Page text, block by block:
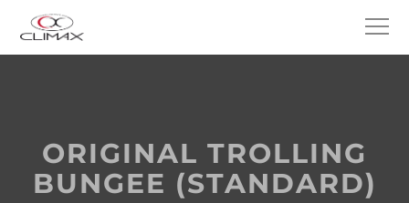
ORIGINAL TROLLING
BUNGEE (STANDARD)